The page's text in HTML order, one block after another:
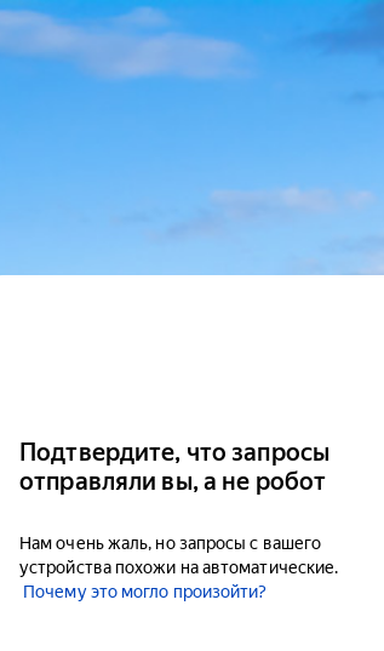
Подтвердите, что запросы
отправляли вы, а не робот
Нам очень жаль, но запросы с вашего
устройства похожи на автоматические.
Почему это могло произойти?